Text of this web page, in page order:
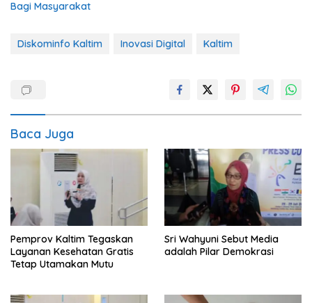
Bagi Masyarakat
Diskominfo Kaltim Inovasi Digital Kaltim
Baca Juga
Pemprov Kaltim Tegaskan
Layanan Kesehatan Gratis
Tetap Utamakan Mutu
Sri Wahyuni Sebut Media
adalah Pilar Demokrasi